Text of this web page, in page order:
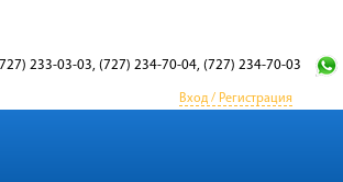
233-03-03, (727) 234-70-04, (727) 234-70-03
Вход / Регистрация